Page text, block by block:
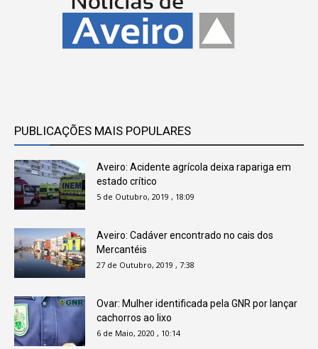
PUBLICAÇÕES MAIS POPULARES
Aveiro: Acidente agrícola deixa rapariga em
estado crítico
5 de Outubro, 2019 , 18:09
Aveiro: Cadáver encontrado no cais dos
Mercantéis
27 de Outubro, 2019 , 7:38
Ovar: Mulher identificada pela GNR por lançar
cachorros ao lixo
6 de Maio, 2020 , 10:14